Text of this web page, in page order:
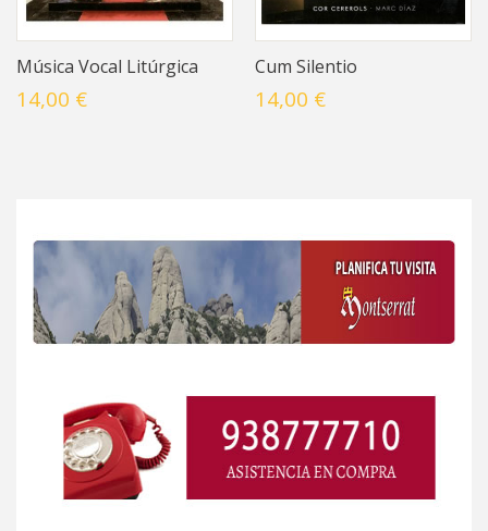
Música Vocal Litúrgica
14,00 €
Cum Silentio
14,00 €